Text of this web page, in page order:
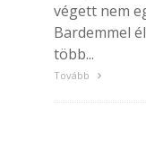
végett nem
Bardemmel
több...
Tovább